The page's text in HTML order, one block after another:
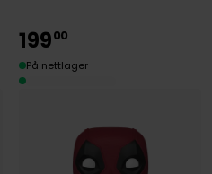
19900
På nettlager